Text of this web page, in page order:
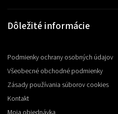
Dôležité informácie
Podmienky ochrany osobných údajov
Všeobecné obchodné podmienky
Zásady používania súborov cookies
Kontakt